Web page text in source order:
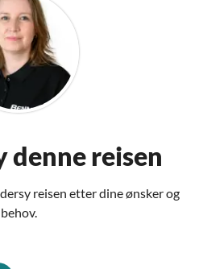
denne reisen
reisen etter dine ønsker og
behov.